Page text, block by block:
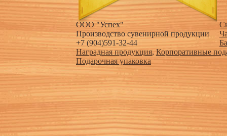
ООО "Успех"
Производство сувенирной продукции
+7 (904)591-32-44
Наградная продукция,Корпоративные
Подарочная упаковка